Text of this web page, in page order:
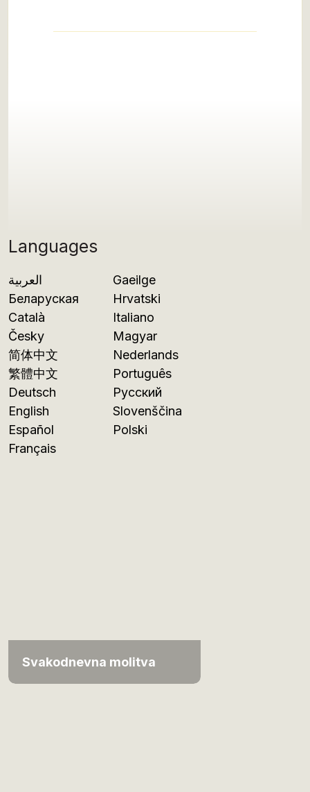
Languages
العربية
Беларуская
Català
Česky
简体中文
繁體中文
Deutsch
English
Español
Français
Gaeilge
Hrvatski
Italiano
Magyar
Nederlands
Português
Русский
Slovenščina
Polski
Svakodnevna molitva